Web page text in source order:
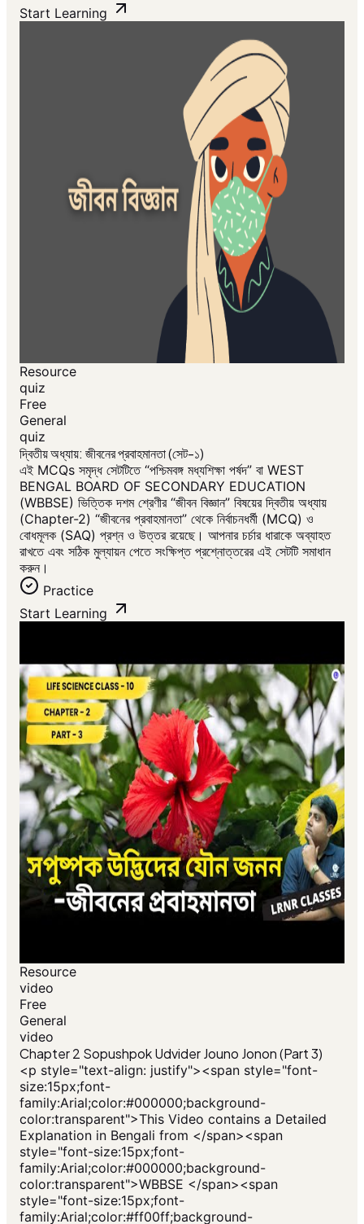
Start Learning
Resource
quiz
Free
General
quiz
দ্বিতীয় অধ্যায়: জীবনের প্রবাহমানতা (সেট-১)
এই MCQs সমৃদ্ধ সেটটিতে “পশ্চিমবঙ্গ মধ্যশিক্ষা পর্ষদ” বা WEST
BENGAL BOARD OF SECONDARY EDUCATION
(WBBSE) ভিত্তিক দশম শ্রেণীর “জীবন বিজ্ঞান” বিষয়ের দ্বিতীয় অধ্যায়
(Chapter-2) “জীবনের প্রবাহমানতা” থেকে নির্বাচনধর্মী (MCQ) ও
বোধমূলক (SAQ) প্রশ্ন ও উত্তর রয়েছে। আপনার চর্চার ধারাকে অব্যাহত
রাখতে এবং সঠিক মুল্যায়ন পেতে সংক্ষিপ্ত প্রশ্নোত্তরের এই সেটটি সমাধান
করুন।
Practice
Start Learning
Resource
video
Free
General
video
Chapter 2 Sopushpok Udvider Jouno Jonon (Part 3)
<p style="text-align: justify"><span style="font-
size:15px;font-
family:Arial;color:#000000;background-
color:transparent">This Video contains a Detailed
Explanation in Bengali from </span><span
style="font-size:15px;font-
family:Arial;color:#000000;background-
color:transparent">WBBSE </span><span
style="font-size:15px;font-
family:Arial;color:#ff00ff;background-